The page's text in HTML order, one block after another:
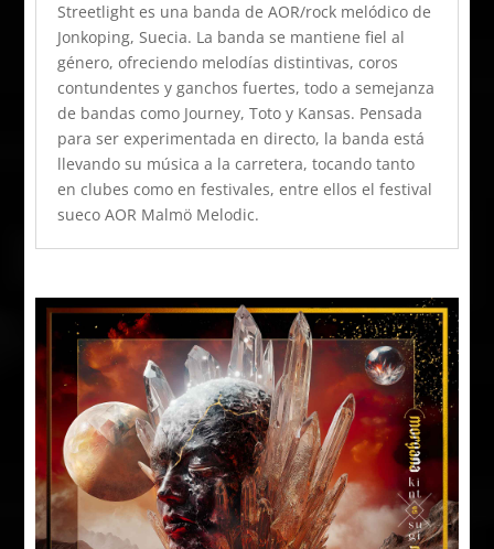
Streetlight es una banda de AOR/rock melódico de
Jonkoping, Suecia. La banda se mantiene fiel al
género, ofreciendo melodías distintivas, coros
contundentes y ganchos fuertes, todo a semejanza
de bandas como Journey, Toto y Kansas. Pensada
para ser experimentada en directo, la banda está
llevando su música a la carretera, tocando tanto
en clubes como en festivales, entre ellos el festival
sueco AOR Malmö Melodic.